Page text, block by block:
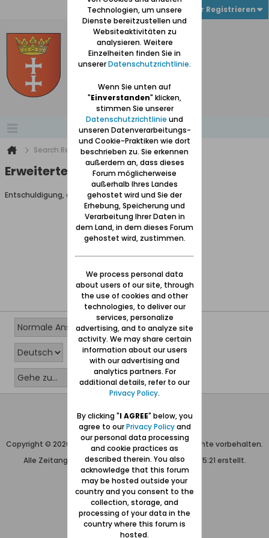
Anmelden oder Registrieren
Search Result
Erweiterte Suche
Entschuldigung, du darfst diese Seite nicht aufrufen.
Wolfgang Naujocks MMXXVI
Powered byvBulletin®
Copyright © 2026 MH Sub I, LLC dba vBulletin. Alle Rechte vorbehalten.
Alle Zeitangaben in WEZ+1. Die Seite wurde um 05:21 erstellt.
Technologien, um unsere
Dienste bereitzustellen und
Websiteaktivitäten zu
analysieren. Weitere
Einzelheiten finden Sie in
unsererDatenschutzrichtlinie.
Wenn Sie unten auf
"Einverstanden" klicken,
stimmen Sie unserer
Datenschutzrichtlinie und
unseren Datenverarbeitungs-
und Cookie-Praktiken wie dort
beschrieben zu. Sie erkennen
außerdem an, dass dieses
Forum möglicherweise
außerhalb Ihres Landes
gehostet wird und Sie der
Erhebung, Speicherung und
Verarbeitung Ihrer Daten in
dem Land, in dem dieses Forum
gehostet wird, zustimmen.
We process personal data
about users of our site, through
the use of cookies and other
technologies, to deliver our
services, personalize
advertising, and to analyze site
activity. We may share certain
information about our users
with our advertising and
analytics partners. For
additional details, refer to our
Privacy Policy.
By clicking "I AGREE" below, you
agree to ourPrivacy Policyand
our personal data processing
and cookie practices as
described therein. You also
acknowledge that this forum
may be hosted outside your
country and you consent to the
collection, storage, and
processing of your data in the
country where this forum is
hosted.